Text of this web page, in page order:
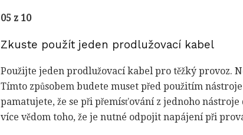
05 z 10
Zkuste použít jeden prodlužovací kabel
Použijte jeden prodlužovací kabel pro těžký provoz.
Tímto způsobem budete muset před použitím
pamatujete, že se při přemísťování z jednoho
více vědom toho, že je nutné odpojit napájení při